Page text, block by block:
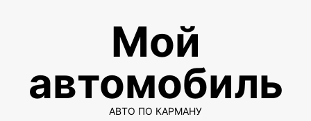
Мой
автомобиль
АВТО ПО КАРМАНУ